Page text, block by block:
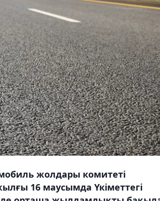
жолдары комитеті
16 маусымда Үкіметтегі